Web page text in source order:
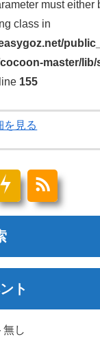
must either
class in
master/
155
を見る
ト
無し